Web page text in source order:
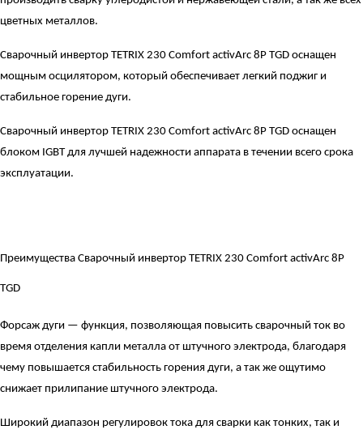
цветных металлов.
Сварочный инвертор TETRIX 230 Comfort activArc 8P TGD оснащен
мощным осцилятором, который обеспечивает легкий поджиг и
стабильное горение дуги.
Сварочный инвертор TETRIX 230 Comfort activArc 8P TGD оснащен
блоком IGBT для лучшей надежности аппарата в течении всего срока
эксплуатации.
Преимущества Сварочный инвертор TETRIX 230 Comfort activArc 8P
TGD
Форсаж дуги — функция, позволяющая повысить сварочный ток во
время отделения капли металла от штучного электрода, благодаря
чему повышается стабильность горения дуги, а так же ощутимо
снижает прилипание штучного электрода.
Широкий диапазон регулировок тока для сварки как тонких, так и